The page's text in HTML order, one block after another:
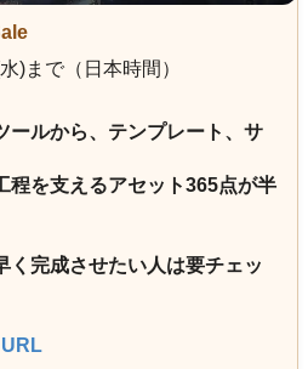
)まで（日本時間）
ールから、テンプレート、サ
程を支えるアセット365点が半
く完成させたい人は要チェッ